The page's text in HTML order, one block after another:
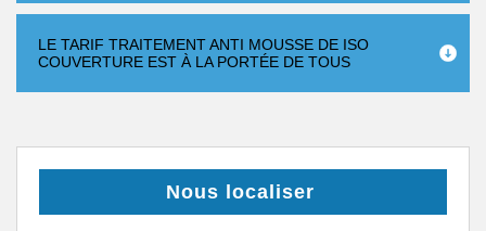
LE TARIF TRAITEMENT ANTI MOUSSE DE ISO
COUVERTURE EST À LA PORTÉE DE TOUS
Nous localiser